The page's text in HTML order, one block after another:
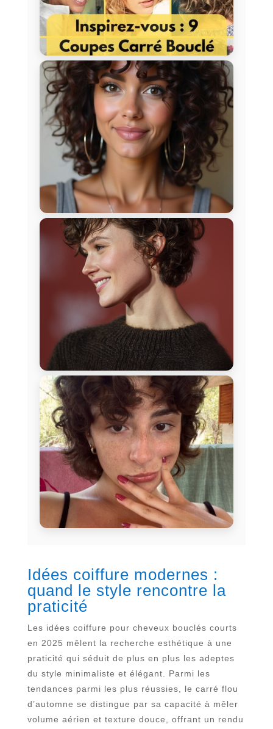
Idées coiffure modernes :
quand le style rencontre la
praticité
Les idées coiffure pour cheveux bouclés courts
en 2025 mêlent la recherche esthétique à une
praticité qui séduit de plus en plus les adeptes
du style minimaliste et élégant. Parmi les
tendances parmi les plus réussies, le carré flou
d’automne se distingue par sa capacité à mêler
volume aérien et texture douce, offrant un rendu